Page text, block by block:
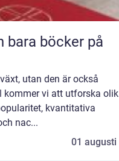
utan den är också
kommer vi att utforska
kvantitativa
nac...
01 augusti